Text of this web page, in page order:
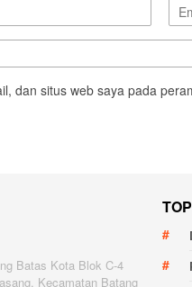
dan situs web saya pada
Batas Kota Blok C-4
Kecamatan Batang